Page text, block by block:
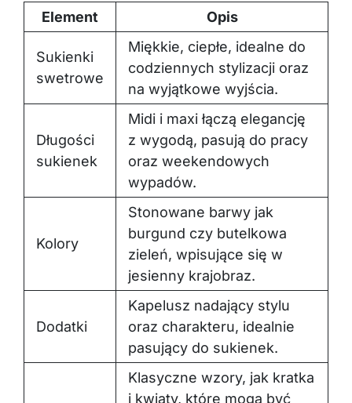
Element Opis
Sukienki
swetrowe
Miękkie, ciepłe, idealne do
codziennych stylizacji oraz
na wyjątkowe wyjścia.
Długości
sukienek
Midi i maxi łączą elegancję
z wygodą, pasują do pracy
oraz weekendowych
wypadów.
Kolory
Stonowane barwy jak
burgund czy butelkowa
zieleń, wpisujące się w
jesienny krajobraz.
Dodatki
Kapelusz nadający stylu
oraz charakteru, idealnie
pasujący do sukienek.
Klasyczne wzory, jak kratka
i kwiaty, które mogą być